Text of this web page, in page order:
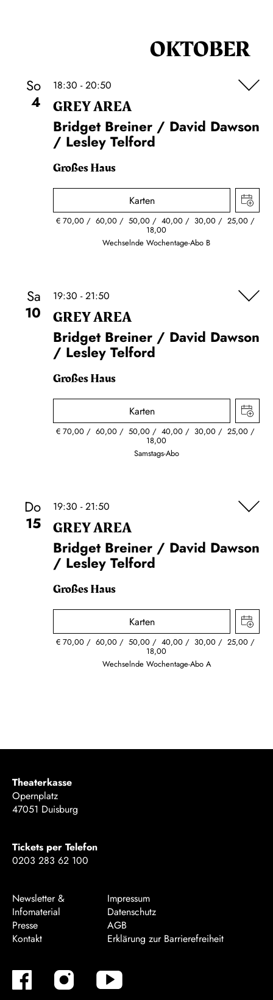
OKTOBER
So
4
18:30 - 20:50
GREY AREA
Bridget Breiner / David Dawson
/ Lesley Telford
Großes Haus
Karten
€ 70,00 60,00 50,00 40,00 30,00 25,00
18,00
Wechselnde Wochentage-Abo B
Sa
10
19:30 - 21:50
GREY AREA
Bridget Breiner / David Dawson
/ Lesley Telford
Großes Haus
Karten
€ 70,00 60,00 50,00 40,00 30,00 25,00
18,00
Samstags-Abo
Do
15
19:30 - 21:50
GREY AREA
Bridget Breiner / David Dawson
/ Lesley Telford
Großes Haus
Karten
€ 70,00 60,00 50,00 40,00 30,00 25,00
18,00
Wechselnde Wochentage-Abo A
Theaterkasse
Opernplatz
47051 Duisburg
Tickets per Telefon
0203 283 62 100
Newsletter &
Infomaterial
Presse
Kontakt
Impressum
Datenschutz
AGB
Erklärung zur Barrierefreiheit